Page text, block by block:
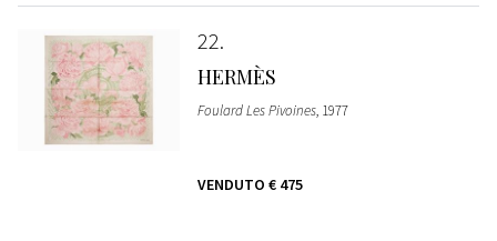
22
HERMÈS
Foulard Les Pivoines, 1977
VENDUTO € 475